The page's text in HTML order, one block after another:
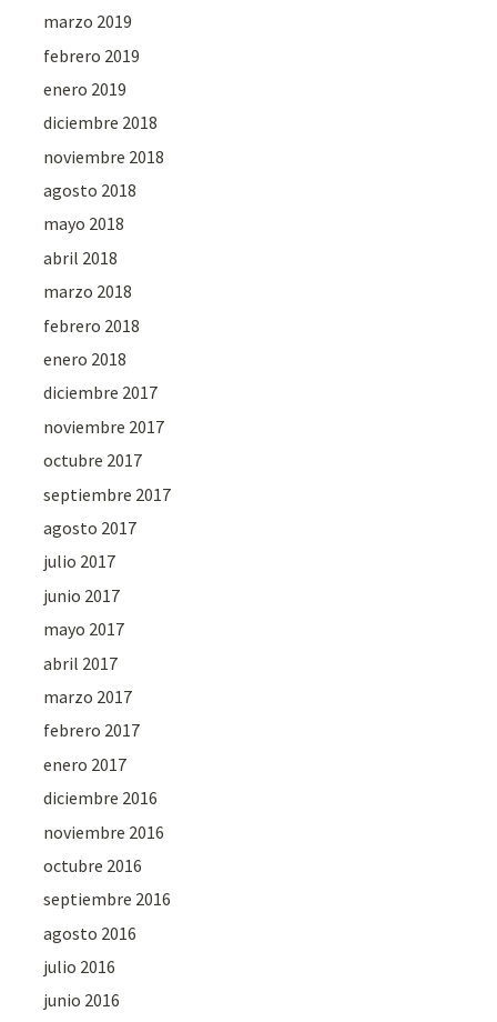
marzo 2019
febrero 2019
enero 2019
diciembre 2018
noviembre 2018
agosto 2018
mayo 2018
abril 2018
marzo 2018
febrero 2018
enero 2018
diciembre 2017
noviembre 2017
octubre 2017
septiembre 2017
agosto 2017
julio 2017
junio 2017
mayo 2017
abril 2017
marzo 2017
febrero 2017
enero 2017
diciembre 2016
noviembre 2016
octubre 2016
septiembre 2016
agosto 2016
julio 2016
junio 2016